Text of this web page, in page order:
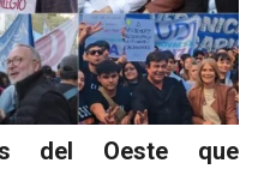
del Oeste que